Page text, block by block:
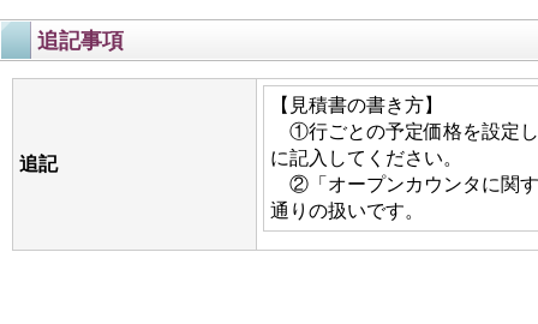
追記事項
追記
【見積書の書き方】
①行ごとの予定価格を設定
に記入してください。
②「オープンカウンタに関
通りの扱いです。